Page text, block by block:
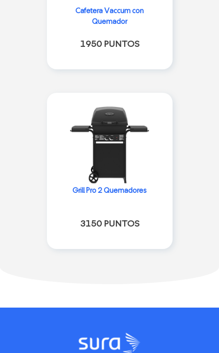
Cafetera Vaccum con
Quemador
1950 PUNTOS
Grill Pro 2 Quemadores
3150 PUNTOS